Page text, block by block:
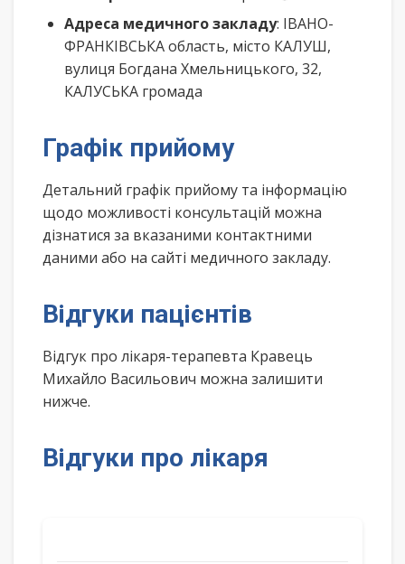
Адреса медичного закладу: ІВАНО-
ФРАНКІВСЬКА область, місто КАЛУШ,
вулиця Богдана Хмельницького, 32,
КАЛУСЬКА громада
Графік прийому
Детальний графік прийому та інформацію
щодо можливості консультацій можна
дізнатися за вказаними контактними
даними або на сайті медичного закладу.
Відгуки пацієнтів
Відгук про лікаря-терапевта Кравець
Михайло Васильович можна залишити
нижче.
Відгуки про лікаря